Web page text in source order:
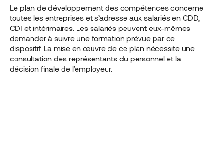
Le plan de développement des compétences concerne
toutes les entreprises et s’adresse aux salariés en CDD,
CDI et intérimaires. Les salariés peuvent eux-mêmes
demander à suivre une formation prévue par ce
dispositif. La mise en œuvre de ce plan nécessite une
consultation des représentants du personnel et la
décision finale de l’employeur.